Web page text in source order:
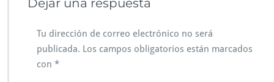
Dejar una respuesta
Tu dirección de correo electrónico no será
publicada. Los campos obligatorios están marcados
con *